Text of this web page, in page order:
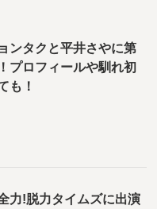
ンタクと平井さやに第
プロフィールや馴れ初
も！
力!脱力タイムズに出演